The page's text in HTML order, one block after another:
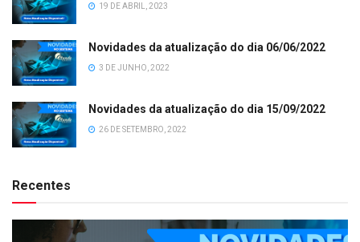
19 DE ABRIL, 2023
Novidades da atualização do dia 06/06/2022
3 DE JUNHO, 2022
Novidades da atualização do dia 15/09/2022
26 DE SETEMBRO, 2022
Recentes